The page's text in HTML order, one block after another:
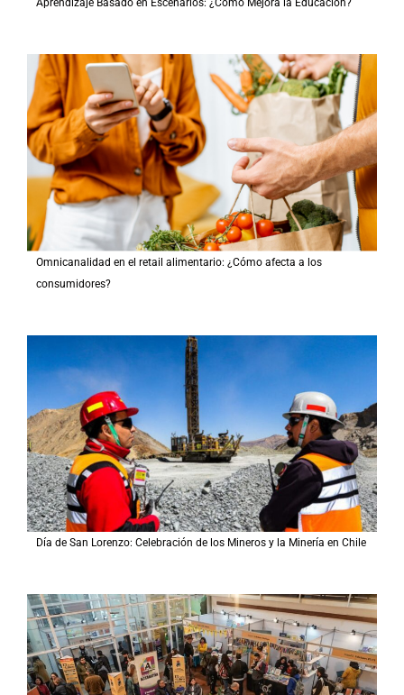
Aprendizaje Basado en Escenarios: ¿Cómo Mejora la Educación?
Omnicanalidad en el retail alimentario: ¿Cómo afecta a los
consumidores?
Día de San Lorenzo: Celebración de los Mineros y la Minería en Chile